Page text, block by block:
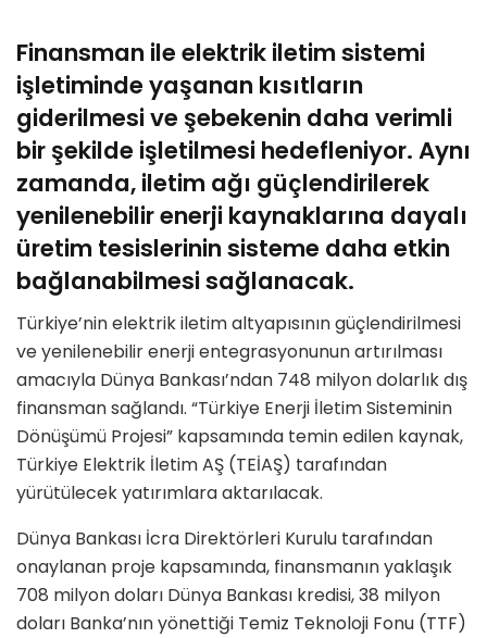
Finansman ile elektrik iletim sistemi
işletiminde yaşanan kısıtların
giderilmesi ve şebekenin daha verimli
bir şekilde işletilmesi hedefleniyor. Aynı
zamanda, iletim ağı güçlendirilerek
yenilenebilir enerji kaynaklarına dayalı
üretim tesislerinin sisteme daha etkin
bağlanabilmesi sağlanacak.
Türkiye’nin elektrik iletim altyapısının güçlendirilmesi
ve yenilenebilir enerji entegrasyonunun artırılması
amacıyla Dünya Bankası’ndan 748 milyon dolarlık dış
finansman sağlandı. “Türkiye Enerji İletim Sisteminin
Dönüşümü Projesi” kapsamında temin edilen kaynak,
Türkiye Elektrik İletim AŞ (TEİAŞ) tarafından
yürütülecek yatırımlara aktarılacak.
Dünya Bankası İcra Direktörleri Kurulu tarafından
onaylanan proje kapsamında, finansmanın yaklaşık
708 milyon doları Dünya Bankası kredisi, 38 milyon
doları Banka’nın yönettiği Temiz Teknoloji Fonu (TTF)